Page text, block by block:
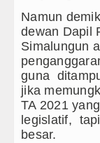
Namun
dewan Dapil
Simalungun
guna
jika
TA 2021
legislatif,
besar.